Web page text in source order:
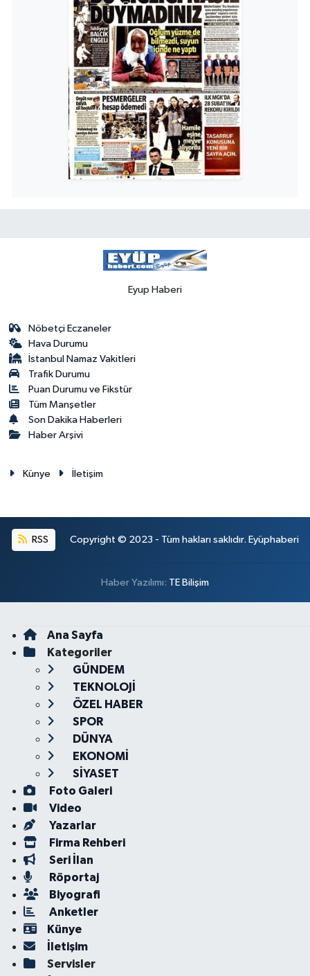
Eyup Haberi
Nöbetçi Eczaneler
Hava Durumu
İstanbul Namaz Vakitleri
Trafik Durumu
Puan Durumu ve Fikstür
Tüm Manşetler
Son Dakika Haberleri
Haber Arşivi
Künye İletişim
RSS Copyright © 2023 - Tüm hakları saklıdır. Eyüphaberi
Haber Yazılımı: TE Bilişim
Ana Sayfa
Kategoriler
GÜNDEM
TEKNOLOJİ
ÖZEL HABER
SPOR
DÜNYA
EKONOMİ
SİYASET
Foto Galeri
Video
Yazarlar
Firma Rehberi
Seri İlan
Röportaj
Biyografi
Anketler
Künye
İletişim
Servisler